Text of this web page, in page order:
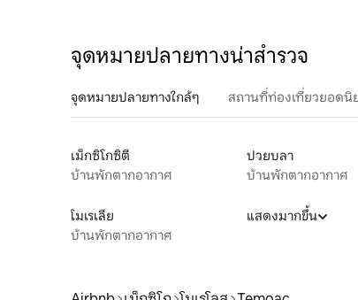
จุดหมายปลายทางน่าสำรวจ
จุดหมายปลายทางใกล้ๆ สถานที่ท่องเที่ยวยอดนิ
เม็กซิโกซิตี
บ้านพักตากอากาศ
ปวยบลา
บ้านพักตากอากาศ
โมเรเลีย
บ้านพักตากอากาศ
แสดงมากขึ้น